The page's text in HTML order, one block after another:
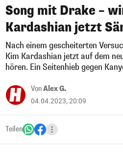
Song mit Drake –
Kardashian jetzt
Nach einem gescheiterten
Kim Kardashian jetzt auf dem
hören. Ein Seitenhieb gegen
VonAlex G.
04.04.2023, 20:09
Teilen